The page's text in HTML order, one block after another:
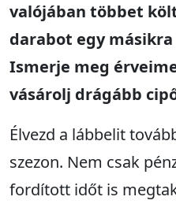
valójában többet
darabot egy
Ismerje meg
vásárolj drágább
Élvezd a lábbelit
szezon. Nem csak
fordított időt is